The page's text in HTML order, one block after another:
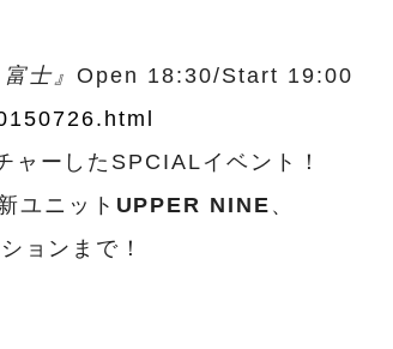
士』Open 18:30/Start 19:00
ャーしたSPCIALイベント！
ユニット UPPER NINE 、
ョンまで！